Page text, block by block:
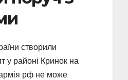
створили
у районі Кринок на
рф не може